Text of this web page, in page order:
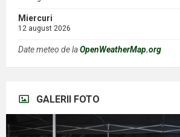
Miercuri
12 august 2026
Date meteo de laOpenWeatherMap.org
GALERII FOTO